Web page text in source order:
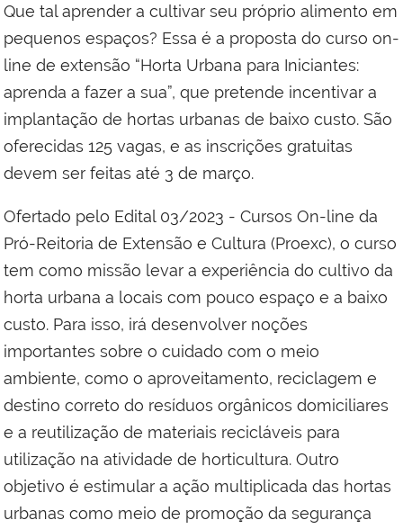
Que tal aprender a cultivar seu próprio alimento em
pequenos espaços? Essa é a proposta do curso on-
line de extensão “Horta Urbana para Iniciantes:
aprenda a fazer a sua”, que pretende incentivar a
implantação de hortas urbanas de baixo custo. São
oferecidas 125 vagas, e as inscrições gratuitas
devem ser feitas até 3 de março.
Ofertado pelo Edital 03/2023 - Cursos On-line da
Pró-Reitoria de Extensão e Cultura (Proexc), o curso
tem como missão levar a experiência do cultivo da
horta urbana a locais com pouco espaço e a baixo
custo. Para isso, irá desenvolver noções
importantes sobre o cuidado com o meio
ambiente, como o aproveitamento, reciclagem e
destino correto do resíduos orgânicos domiciliares
e a reutilização de materiais recicláveis para
utilização na atividade de horticultura. Outro
objetivo é estimular a ação multiplicada das hortas
urbanas como meio de promoção da segurança